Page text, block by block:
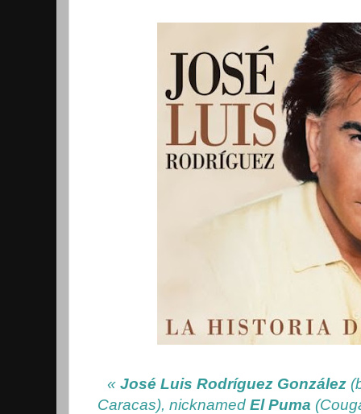
«José Luis Rodríguez González
Caracas), nicknamedEl Puma